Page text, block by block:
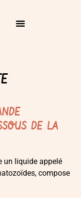
DE LA
un liquide appelé
compose